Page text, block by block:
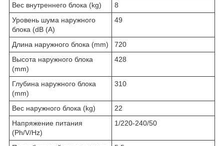
Вес внутреннего блока (kg)
8
Уровень шума наружного
блока (dB (A)
49
Длина наружного блока (mm)
720
Высота наружного блока
(mm)
428
Глубина наружного блока
(mm)
310
Вес наружного блока (kg)
22
Напряжение питания
(Ph/V/Hz)
1/220-240/50